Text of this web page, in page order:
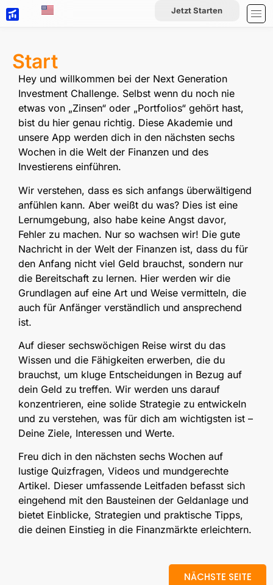
Jetzt Starten
Start
Hey und willkommen bei der Next Generation
Investment Challenge. Selbst wenn du noch nie
etwas von „Zinsen“ oder „Portfolios“ gehört hast,
bist du hier genau richtig. Diese Akademie und
unsere App werden dich in den nächsten sechs
Wochen in die Welt der Finanzen und des
Investierens einführen.
Wir verstehen, dass es sich anfangs überwältigend
anfühlen kann. Aber weißt du was? Dies ist eine
Lernumgebung, also habe keine Angst davor,
Fehler zu machen. Nur so wachsen wir! Die gute
Nachricht in der Welt der Finanzen ist, dass du für
den Anfang nicht viel Geld brauchst, sondern nur
die Bereitschaft zu lernen. Hier werden wir die
Grundlagen auf eine Art und Weise vermitteln, die
auch für Anfänger verständlich und ansprechend
ist.
Auf dieser sechswöchigen Reise wirst du das
Wissen und die Fähigkeiten erwerben, die du
brauchst, um kluge Entscheidungen in Bezug auf
dein Geld zu treffen. Wir werden uns darauf
konzentrieren, eine solide Strategie zu entwickeln
und zu verstehen, was für dich am wichtigsten ist –
Deine Ziele, Interessen und Werte.
Freu dich in den nächsten sechs Wochen auf
lustige Quizfragen, Videos und mundgerechte
Artikel. Dieser umfassende Leitfaden befasst sich
eingehend mit den Bausteinen der Geldanlage und
bietet Einblicke, Strategien und praktische Tipps,
die deinen Einstieg in die Finanzmärkte erleichtern.
NÄCHSTE SEITE